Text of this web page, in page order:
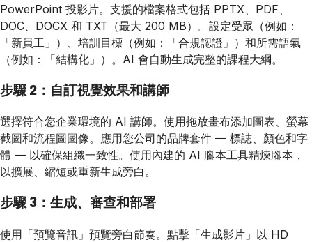
PowerPoint 投影片。支援的檔案格式包括 PPTX、PDF、
DOC、DOCX 和 TXT（最大 200 MB）。設定受眾（例如：
「新員工」）、培訓目標（例如：「合規認證」）和所需語氣
（例如：「結構化」）。AI 會自動生成完整的課程大綱。
步驟 2：自訂視覺效果和講師
選擇符合您企業環境的 AI 講師。使用拖放畫布添加圖表、螢幕
截圖和流程圖圖像。應用您公司的品牌套件 — 標誌、顏色和字
體 — 以確保組織一致性。使用內建的 AI 腳本工具精煉腳本，
以擴展、縮短或重新生成旁白。
步驟 3：生成、審查和部署
使用「預覽音訊」預覽旁白節奏。點擊「生成影片」以 HD